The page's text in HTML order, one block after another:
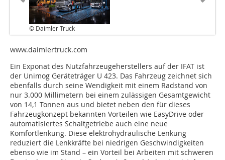
© Daimler Truck
www.daimlertruck.com
Ein Exponat des Nutzfahrzeugeherstellers auf der IFAT ist
der Unimog Geräteträger U 423. Das Fahrzeug zeichnet sich
ebenfalls durch seine Wendigkeit mit einem Radstand von
nur 3.000 Millimetern bei einem zulässigen Gesamtgewicht
von 14,1 Tonnen aus und bietet neben den für dieses
Fahrzeugkonzept bekannten Vorteilen wie EasyDrive oder
automatisiertes Schaltgetriebe auch eine neue
Komfortlenkung. Diese elektrohydraulische Lenkung
reduziert die Lenkkräfte bei niedrigen Geschwindigkeiten
ebenso wie im Stand – ein Vorteil bei Arbeiten mit schweren